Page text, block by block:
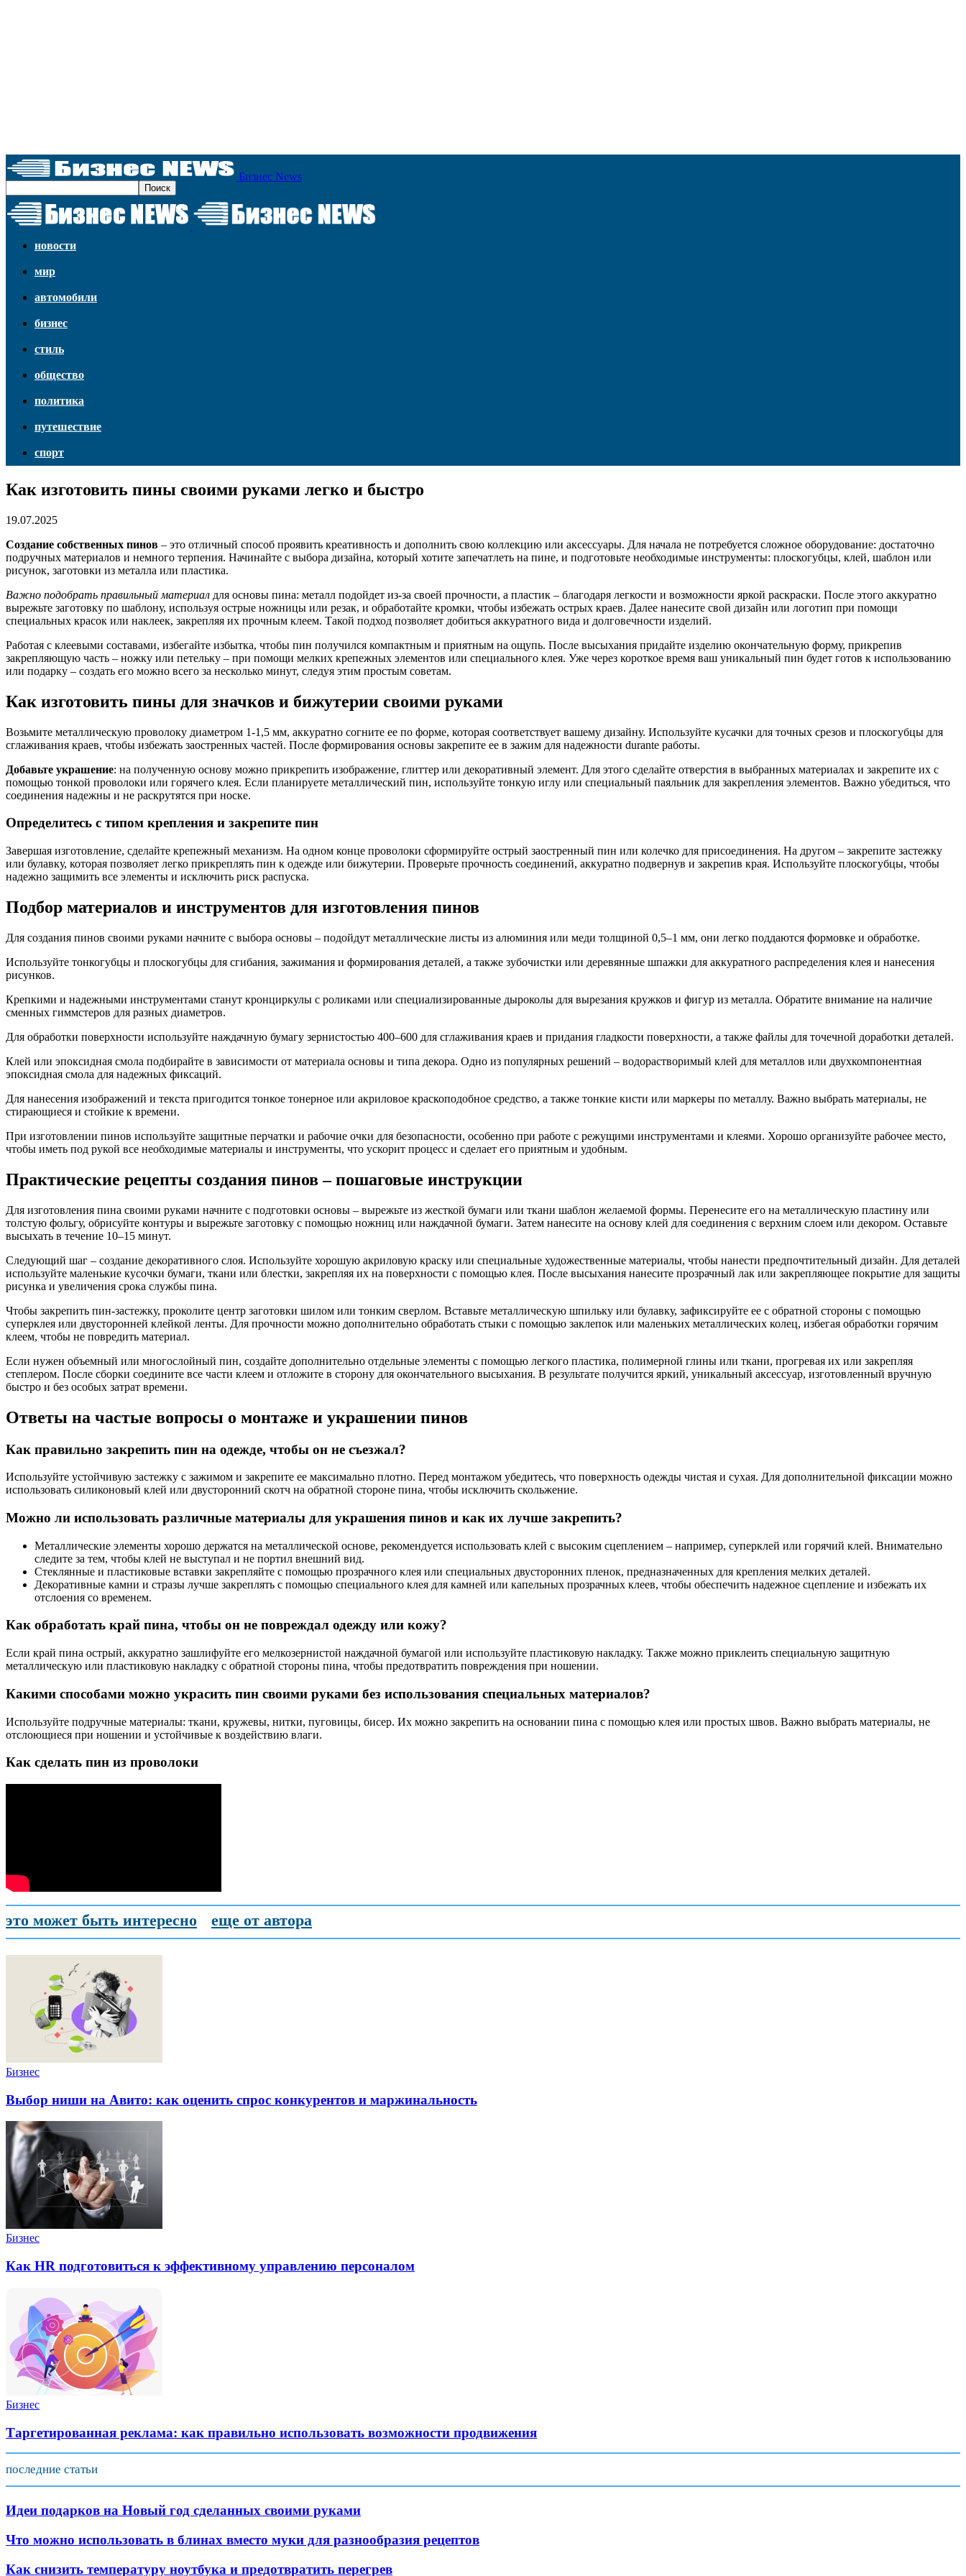
Бизнес News
новости
мир
автомобили
бизнес
стиль
общество
политика
путешествие
спорт
Как изготовить пины своими руками легко и быстро
19.07.2025
Создание собственных пинов – это отличный способ проявить креативность и дополнить свою коллекцию или аксессуары. Для начала не потребуется сложное оборудование: достаточно
подручных материалов и немного терпения. Начинайте с выбора дизайна, который хотите запечатлеть на пине, и подготовьте необходимые инструменты: плоскогубцы, клей, шаблон или
рисунок, заготовки из металла или пластика.
Важно подобрать правильный материал для основы пина: металл подойдет из-за своей прочности, а пластик – благодаря легкости и возможности яркой раскраски. После этого аккуратно
вырежьте заготовку по шаблону, используя острые ножницы или резак, и обработайте кромки, чтобы избежать острых краев. Далее нанесите свой дизайн или логотип при помощи
специальных красок или наклеек, закрепляя их прочным клеем. Такой подход позволяет добиться аккуратного вида и долговечности изделий.
Работая с клеевыми составами, избегайте избытка, чтобы пин получился компактным и приятным на ощупь. После высыхания придайте изделию окончательную форму, прикрепив
закрепляющую часть – ножку или петельку – при помощи мелких крепежных элементов или специального клея. Уже через короткое время ваш уникальный пин будет готов к использованию
или подарку – создать его можно всего за несколько минут, следуя этим простым советам.
Как изготовить пины для значков и бижутерии своими руками
Возьмите металлическую проволоку диаметром 1-1,5 мм, аккуратно согните ее по форме, которая соответствует вашему дизайну. Используйте кусачки для точных срезов и плоскогубцы для
сглаживания краев, чтобы избежать заостренных частей. После формирования основы закрепите ее в зажим для надежности durante работы.
Добавьте украшение: на полученную основу можно прикрепить изображение, глиттер или декоративный элемент. Для этого сделайте отверстия в выбранных материалах и закрепите их с
помощью тонкой проволоки или горячего клея. Если планируете металлический пин, используйте тонкую иглу или специальный паяльник для закрепления элементов. Важно убедиться, что
соединения надежны и не раскрутятся при носке.
Определитесь с типом крепления и закрепите пин
Завершая изготовление, сделайте крепежный механизм. На одном конце проволоки сформируйте острый заостренный пин или колечко для присоединения. На другом – закрепите застежку
или булавку, которая позволяет легко прикреплять пин к одежде или бижутерии. Проверьте прочность соединений, аккуратно подвернув и закрепив края. Используйте плоскогубцы, чтобы
надежно защимить все элементы и исключить риск распуска.
Подбор материалов и инструментов для изготовления пинов
Для создания пинов своими руками начните с выбора основы – подойдут металлические листы из алюминия или меди толщиной 0,5–1 мм, они легко поддаются формовке и обработке.
Используйте тонкогубцы и плоскогубцы для сгибания, зажимания и формирования деталей, а также зубочистки или деревянные шпажки для аккуратного распределения клея и нанесения
рисунков.
Крепкими и надежными инструментами станут кронциркулы с роликами или специализированные дыроколы для вырезания кружков и фигур из металла. Обратите внимание на наличие
сменных гиммстеров для разных диаметров.
Для обработки поверхности используйте наждачную бумагу зернистостью 400–600 для сглаживания краев и придания гладкости поверхности, а также файлы для точечной доработки деталей.
Клей или эпоксидная смола подбирайте в зависимости от материала основы и типа декора. Одно из популярных решений – водорастворимый клей для металлов или двухкомпонентная
эпоксидная смола для надежных фиксаций.
Для нанесения изображений и текста пригодится тонкое тонерное или акриловое краскоподобное средство, а также тонкие кисти или маркеры по металлу. Важно выбрать материалы, не
стирающиеся и стойкие к времени.
При изготовлении пинов используйте защитные перчатки и рабочие очки для безопасности, особенно при работе с режущими инструментами и клеями. Хорошо организуйте рабочее место,
чтобы иметь под рукой все необходимые материалы и инструменты, что ускорит процесс и сделает его приятным и удобным.
Практические рецепты создания пинов – пошаговые инструкции
Для изготовления пина своими руками начните с подготовки основы – вырежьте из жесткой бумаги или ткани шаблон желаемой формы. Перенесите его на металлическую пластину или
толстую фольгу, обрисуйте контуры и вырежьте заготовку с помощью ножниц или наждачной бумаги. Затем нанесите на основу клей для соединения с верхним слоем или декором. Оставьте
высыхать в течение 10–15 минут.
Следующий шаг – создание декоративного слоя. Используйте хорошую акриловую краску или специальные художественные материалы, чтобы нанести предпочтительный дизайн. Для деталей
используйте маленькие кусочки бумаги, ткани или блестки, закрепляя их на поверхности с помощью клея. После высыхания нанесите прозрачный лак или закрепляющее покрытие для защиты
рисунка и увеличения срока службы пина.
Чтобы закрепить пин-застежку, проколите центр заготовки шилом или тонким сверлом. Вставьте металлическую шпильку или булавку, зафиксируйте ее с обратной стороны с помощью
суперклея или двусторонней клейкой ленты. Для прочности можно дополнительно обработать стыки с помощью заклепок или маленьких металлических колец, избегая обработки горячим
клеем, чтобы не повредить материал.
Если нужен объемный или многослойный пин, создайте дополнительно отдельные элементы с помощью легкого пластика, полимерной глины или ткани, прогревая их или закрепляя
степлером. После сборки соедините все части клеем и отложите в сторону для окончательного высыхания. В результате получится яркий, уникальный аксессуар, изготовленный вручную
быстро и без особых затрат времени.
Ответы на частые вопросы о монтаже и украшении пинов
Как правильно закрепить пин на одежде, чтобы он не съезжал?
Используйте устойчивую застежку с зажимом и закрепите ее максимально плотно. Перед монтажом убедитесь, что поверхность одежды чистая и сухая. Для дополнительной фиксации можно
использовать силиконовый клей или двусторонний скотч на обратной стороне пина, чтобы исключить скольжение.
Можно ли использовать различные материалы для украшения пинов и как их лучше закрепить?
Металлические элементы хорошо держатся на металлической основе, рекомендуется использовать клей с высоким сцеплением – например, суперклей или горячий клей. Внимательно
следите за тем, чтобы клей не выступал и не портил внешний вид.
Стеклянные и пластиковые вставки закрепляйте с помощью прозрачного клея или специальных двусторонних пленок, предназначенных для крепления мелких деталей.
Декоративные камни и стразы лучше закреплять с помощью специального клея для камней или капельных прозрачных клеев, чтобы обеспечить надежное сцепление и избежать их
отслоения со временем.
Как обработать край пина, чтобы он не повреждал одежду или кожу?
Если край пина острый, аккуратно зашлифуйте его мелкозернистой наждачной бумагой или используйте пластиковую накладку. Также можно приклеить специальную защитную
металлическую или пластиковую накладку с обратной стороны пина, чтобы предотвратить повреждения при ношении.
Какими способами можно украсить пин своими руками без использования специальных материалов?
Используйте подручные материалы: ткани, кружевы, нитки, пуговицы, бисер. Их можно закрепить на основании пина с помощью клея или простых швов. Важно выбрать материалы, не
отслоющиеся при ношении и устойчивые к воздействию влаги.
Как сделать пин из проволоки
это может быть интересно еще от автора
Бизнес
Выбор ниши на Авито: как оценить спрос конкурентов и маржинальность
Бизнес
Как HR подготовиться к эффективному управлению персоналом
Бизнес
Таргетированная реклама: как правильно использовать возможности продвижения
последние статьи
Идеи подарков на Новый год сделанных своими руками
Что можно использовать в блинах вместо муки для разнообразия рецептов
Как снизить температуру ноутбука и предотвратить перегрев